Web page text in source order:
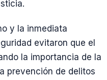
y la inmediata
evitaron que el
la importancia de la
prevención de delitos